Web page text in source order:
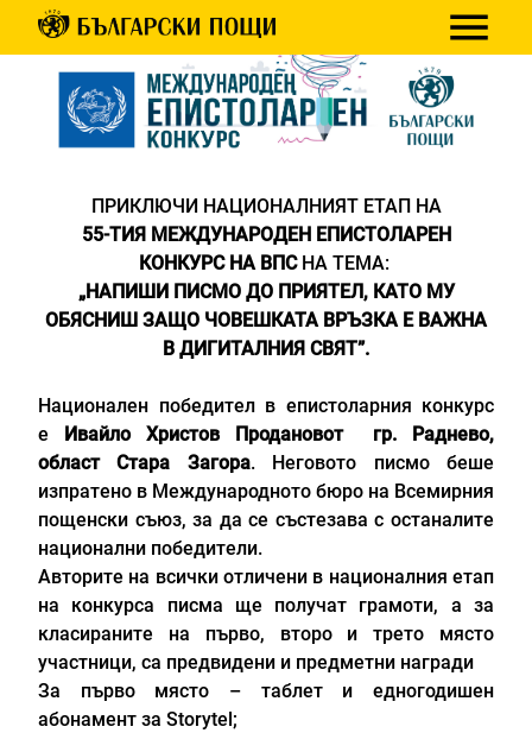
ПРИКЛЮЧИ НАЦИОНАЛНИЯТ ЕТАП НА
55-ТИЯ МЕЖДУНАРОДЕН ЕПИСТОЛАРЕН
КОНКУРС НА ВПСНА ТЕМА:
„НАПИШИ ПИСМО ДО ПРИЯТЕЛ, КАТО МУ
ОБЯСНИШ ЗАЩО ЧОВЕШКАТА ВРЪЗКА Е ВАЖНА
В ДИГИТАЛНИЯ СВЯТ”.
Национален победител в епистоларния конкурс
е
Ивайло Христов Продановот гр. Раднево,
област Стара Загора. Неговото писмо беше
изпратено в Международното бюро на Всемирния
пощенски съюз, за да се състезава с останалите
национални победители.
Авторите на всички отличени в националния етап
на конкурса писма ще получат грамоти, а за
класираните на първо, второ и трето място
участници, са предвидени и предметни награди
За първо място – таблет и едногодишен
абонамент за Storytel ;